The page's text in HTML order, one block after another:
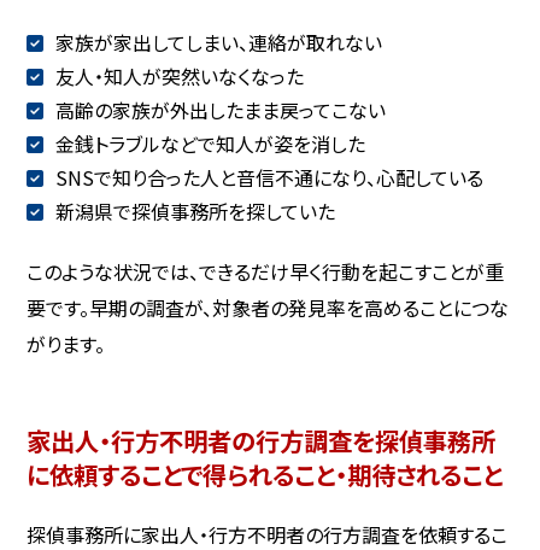
家族が家出してしまい、連絡が取れない
友人・知人が突然いなくなった
高齢の家族が外出したまま戻ってこない
金銭トラブルなどで知人が姿を消した
SNSで知り合った人と音信不通になり、心配している
新潟県で探偵事務所を探していた
このような状況では、できるだけ早く行動を起こすことが重
要です。早期の調査が、対象者の発見率を高めることにつな
がります。
家出人・行方不明者の行方調査を探偵事務所
に依頼することで得られること・期待されること
探偵事務所に家出人・行方不明者の行方調査を依頼するこ